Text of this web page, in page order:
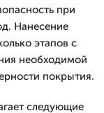
при
Нанесение
этапов с
необходимой
покрытия.
следующие